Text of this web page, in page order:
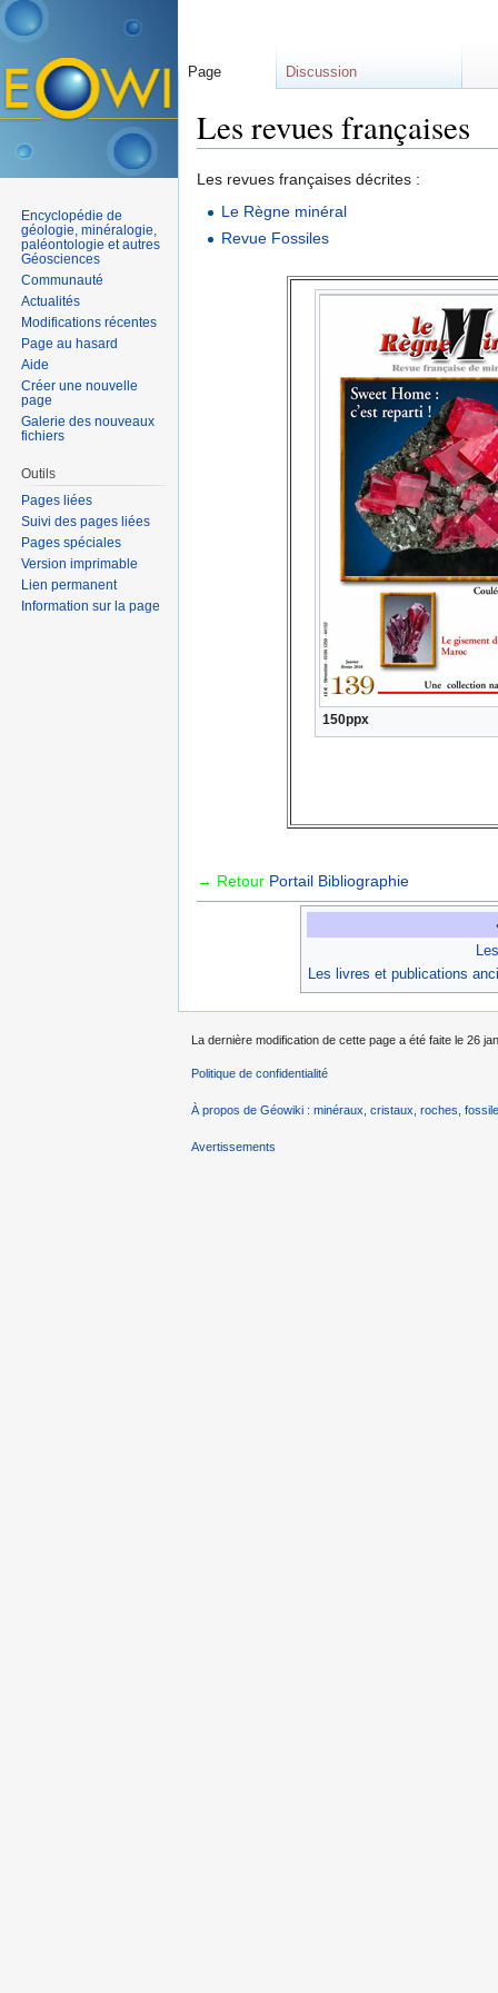
Les revues françaises
Les revues françaises décrites :
Le Règne minéral
Revue Fossiles
150ppx
→ Retour Portail Bibliographie
Les livres et publications
Page Discussion
Encyclopédie de
géologie, minéralogie,
paléontologie et autres
Géosciences
Communauté
Actualités
Modifications récentes
Page au hasard
Aide
Créer une nouvelle
page
Galerie des nouveaux
fichiers
Outils
Pages liées
Suivi des pages liées
Pages spéciales
Version imprimable
Lien permanent
Information sur la page
La dernière modification de cette page a été faite le 26
Politique de confidentialité
À propos de Géowiki : minéraux, cristaux, roches,
Avertissements